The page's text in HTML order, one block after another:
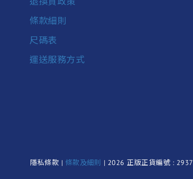
條款細則
尺碼表
運送服務方式
隱私條款 | 條款及細則 | 2026 正版正貨編號 : 2937